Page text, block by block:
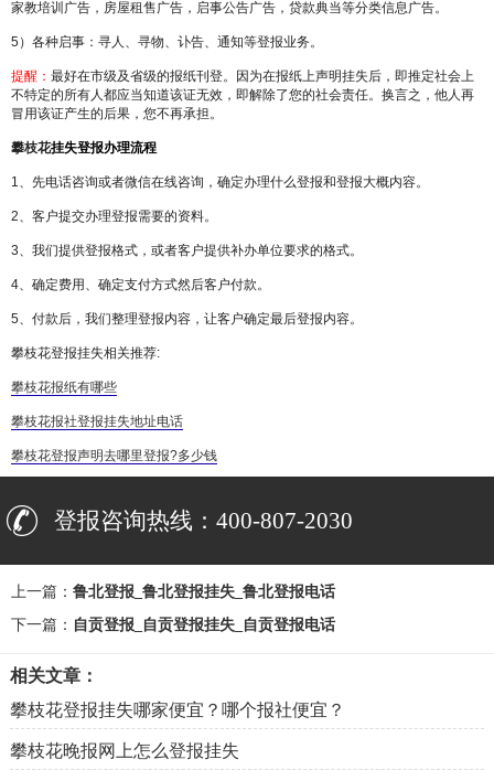
家教培训广告，房屋租售广告，启事公告广告，贷款典当等分类信息广告。
5）各种启事：寻人、寻物、讣告、通知等登报业务。
提醒： 最好在市级及省级的报纸刊登。因为在报纸上声明挂失后，即推定社会上
不特定的所有人都应当知道该证无效，即解除了您的社会责任。换言之，他人再
冒用该证产生的后果，您不再承担。
攀枝花挂失登报办理流程
1、先电话咨询或者微信在线咨询，确定办理什么登报和登报大概内容。
2、客户提交办理登报需要的资料。
3、我们提供登报格式，或者客户提供补办单位要求的格式。
4、确定费用、确定支付方式然后客户付款。
5、付款后，我们整理登报内容，让客户确定最后登报内容。
攀枝花登报挂失相关推荐:
攀枝花报纸有哪些
攀枝花报社登报挂失地址电话
攀枝花登报声明去哪里登报?多少钱
登报咨询热线：400-807-2030
上一篇： 鲁北登报_鲁北登报挂失_鲁北登报电话
下一篇： 自贡登报_自贡登报挂失_自贡登报电话
相关文章：
攀枝花登报挂失哪家便宜？哪个报社便宜？
攀枝花晚报网上怎么登报挂失